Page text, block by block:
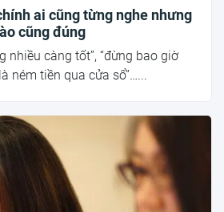
ai cũng từng nghe nhưng
cũng đúng
nhiều càng tốt”, “đừng bao giờ
ném tiền qua cửa sổ”…...